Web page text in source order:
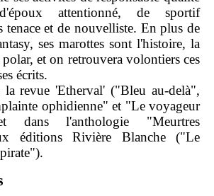
attentionné, de sportif
tenace et de nouvelliste. En plus de
ses marottes sont l'histoire, la
et on retrouvera volontiers ces
écrits.
revue 'Etherval' ("Bleu au-delà",
ophidienne" et "Le voyageur
dans l'anthologie "Meurtres
éditions Rivière Blanche ("Le